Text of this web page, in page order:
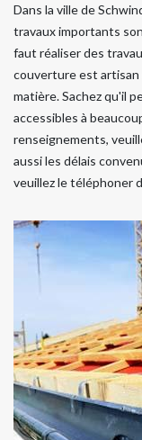
Dans la ville de
travaux importants
faut réaliser des
couverture est artisan
matière. Sachez qu'il
accessibles à
renseignements,
aussi les délais
veuillez le téléphoner